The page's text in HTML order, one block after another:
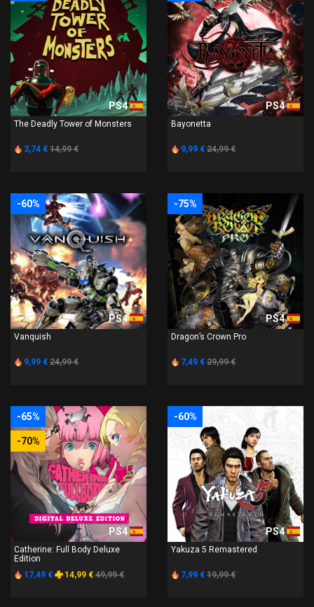
PS4
The Deadly Tower of Monsters
3,74 € 14,99 €
PS4
Bayonetta
9,99 € 24,99 €
-60%
PS4
Vanquish
9,99 € 24,99 €
-75%
PS4
Dragon’s Crown Pro
7,49 € 29,99 €
-65%
-70%
PS4
Catherine: Full Body Deluxe
Edition
17,49 €
14,99 € 49,99 €
-60%
PS4
Yakuza 5 Remastered
7,99 € 19,99 €